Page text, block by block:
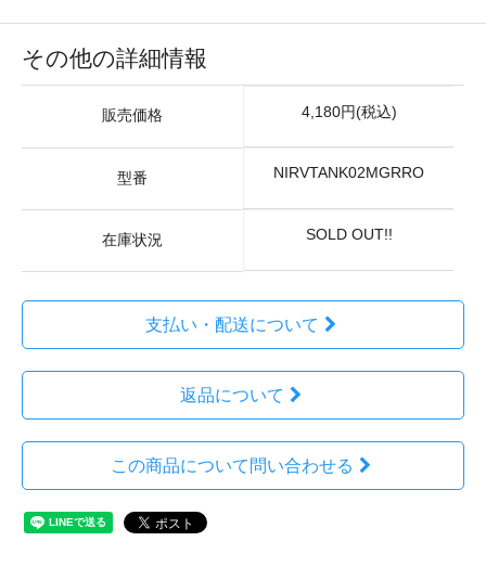
その他の詳細情報
販売価格 4,180円(税込)
型番 NIRVTANK02MGRRO
在庫状況 SOLD OUT!!
支払い・配送について
返品について
この商品について問い合わせる